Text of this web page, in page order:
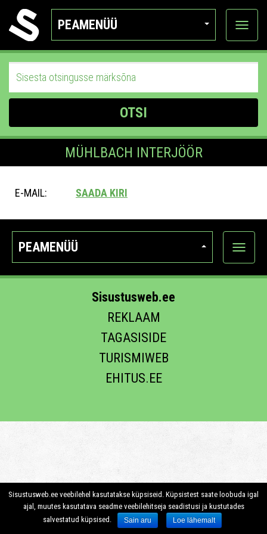
PEAMENÜÜ
Ava
OTSI
MÜHLBACH INTERJÖÖR
E-MAIL: SAADA KIRI
PEAMENÜÜ
Ava
Sisustusweb.ee
REKLAAM
TAGASISIDE
TURISMIWEB
EHITUS.EE
Sisustusweb.ee veebilehel kasutatakse küpsiseid. Küpsistest saate loobuda igal
ajal, muutes kasutatava seadme veebilehitseja seadistusi ja kustutades
salvestatud küpsised.
Sain aru Loe lähemalt